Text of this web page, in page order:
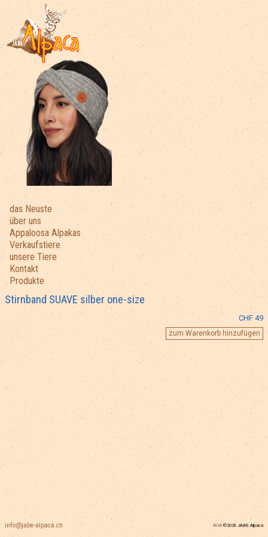
das Neuste
über uns
Appaloosa Alpakas
Verkaufstiere
unsere Tiere
Kontakt
Produkte
Stirnband SUAVE silber one-size
CHF 49
info@jabe-alpaca.ch AGB ©2026 JABE Alpaca